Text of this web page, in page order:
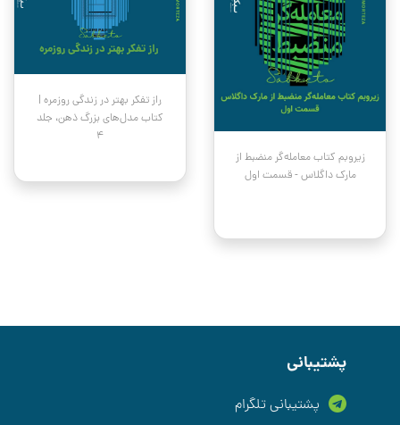
زیروبم کتاب معامله‌گر منضبط از
مارک داگلاس - قسمت اول
راز تفکر بهتر در زندگی روزمره |
کتاب مدل‌های بزرگ ذهن، جلد
۴
پشتیبانی
پشتیبانی تلگرام